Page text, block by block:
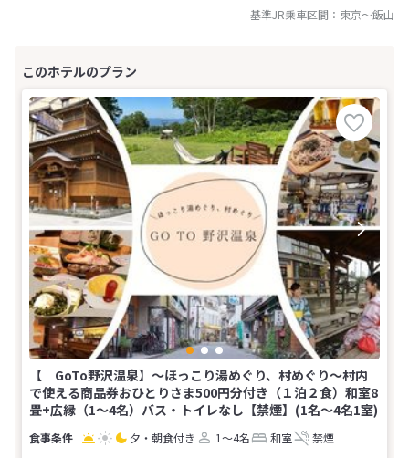
基準JR乗車区間： 東京～飯山
【 GoTo野沢温泉】〜ほっこり湯めぐり、村めぐり〜村内
で使える商品券おひとりさま500円分付き（１泊２食）和室8
畳+広縁（1〜4名）バス・トイレなし【禁煙】(1名～4名1室)
夕・朝食付き 1～4名 和室 禁煙